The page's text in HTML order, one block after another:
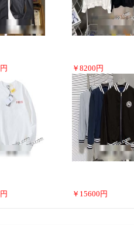
円 ￥ 8200 円
円 ￥ 15600 円